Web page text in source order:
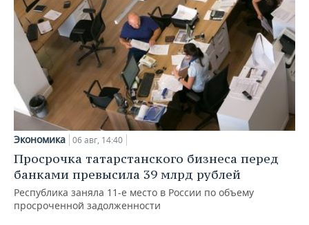
Экономика 06 авг, 14:40
Просрочка татарстанского бизнеса перед
банками превысила 39 млрд рублей
Республика заняла 11-е место в России по объему
просроченной задолженности